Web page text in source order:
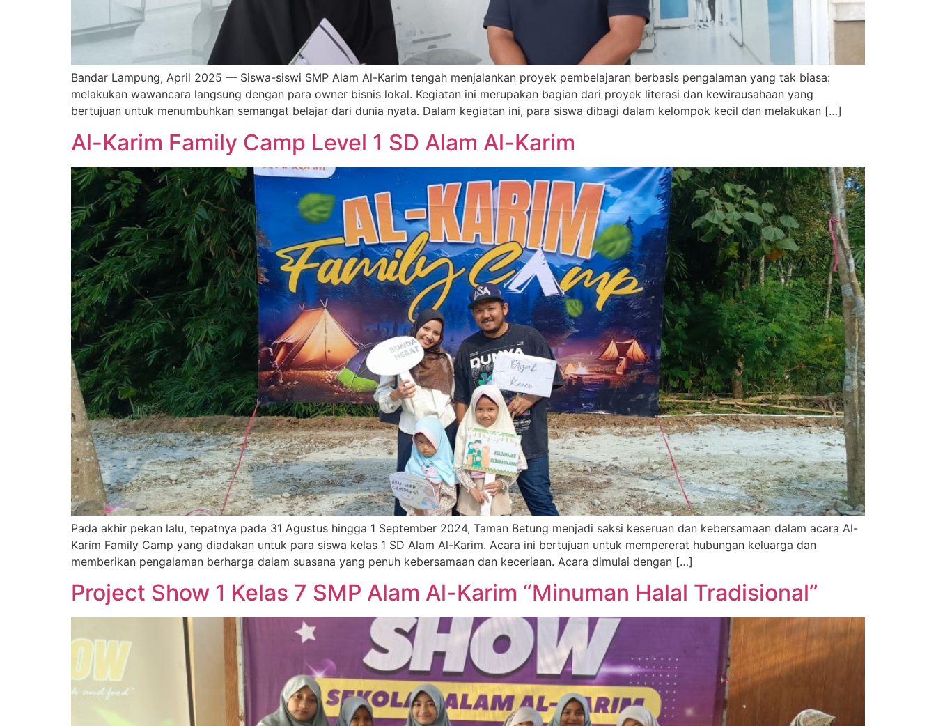
Bandar Lampung, April 2025 — Siswa-siswi SMP Alam Al-Karim tengah menjalankan proyek pembelajaran berbasis pengalaman yang tak biasa:
melakukan wawancara langsung dengan para owner bisnis lokal. Kegiatan ini merupakan bagian dari proyek literasi dan kewirausahaan yang
bertujuan untuk menumbuhkan semangat belajar dari dunia nyata. Dalam kegiatan ini, para siswa dibagi dalam kelompok kecil dan melakukan […]
Al-Karim Family Camp Level 1 SD Alam Al-Karim
Pada akhir pekan lalu, tepatnya pada 31 Agustus hingga 1 September 2024, Taman Betung menjadi saksi keseruan dan kebersamaan dalam acara Al-
Karim Family Camp yang diadakan untuk para siswa kelas 1 SD Alam Al-Karim. Acara ini bertujuan untuk mempererat hubungan keluarga dan
memberikan pengalaman berharga dalam suasana yang penuh kebersamaan dan keceriaan. Acara dimulai dengan […]
Project Show 1 Kelas 7 SMP Alam Al-Karim “Minuman Halal Tradisional”